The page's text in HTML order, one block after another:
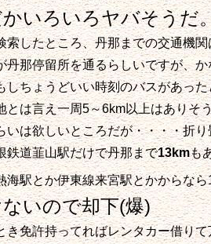
いろいろヤバそうだ
索したところ、丹那までの交通機
丹那停留所を通るらしいですが、
しちょうどいい時刻のバスがあっ
とは言え一周5～6km以上はありそ
いは欲しいところだが・・・・折
鉄道韮山駅だけで丹那まで13kmも
海駅とか伊東線来宮駅とかからな
いので却下(爆)
き免許持ってればレンタカー借り